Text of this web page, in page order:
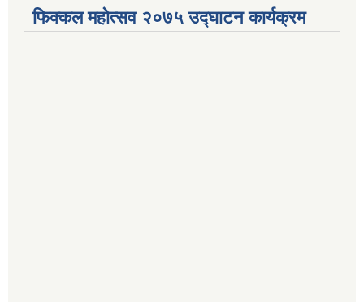
फिक्कल महोत्सव २०७५ उद्घाटन कार्यक्रम